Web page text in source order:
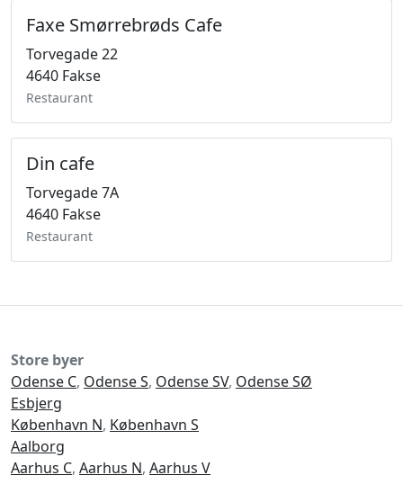
Faxe Smørrebrøds Cafe
Torvegade 22
4640 Fakse
Restaurant
Din cafe
Torvegade 7A
4640 Fakse
Restaurant
Store byer
Odense C, Odense S, Odense SV, Odense SØ
Esbjerg
København N, København S
Aalborg
Aarhus C, Aarhus N, Aarhus V